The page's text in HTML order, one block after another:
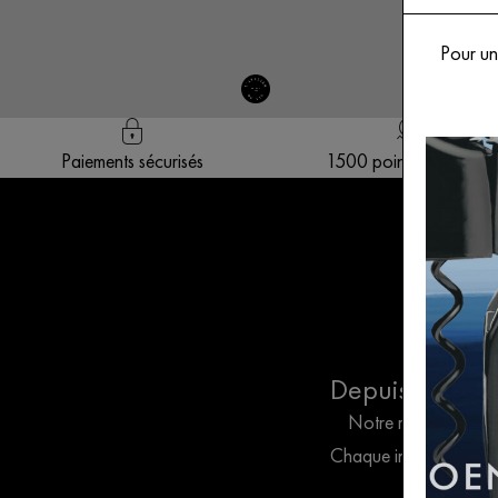
Pour
Paiements sécurisés 1500 points de ventes
Depuis 1926,
Notre maison
Chaque innovation,